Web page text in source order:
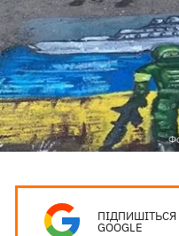
GOOGLE